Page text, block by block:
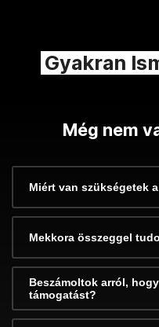
Gyakran
Még nem
Miért van szükségetek
Mekkora összeggel
Beszámoltok arról,
támogatást?